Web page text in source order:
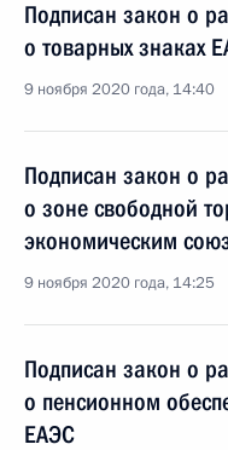
Подписан закон о
о товарных знаках
9 ноября 2020 года, 14:40
Подписан закон о
о зоне свободной
экономическим
9 ноября 2020 года, 14:25
Подписан закон о
о пенсионном
ЕАЭС